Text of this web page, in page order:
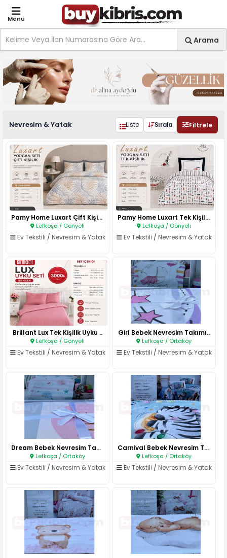
Menü
Ara
Arama
Ev & Yaşam Nevresim
Nevresim & Yatak Liste Sırala Filtrele
Pamy Home Luxart Çift Kişilik ..
Lefkoşa / Gönyeli
Ev Tekstili / Nevresim & Yatak
Pamy Home Luxart Tek Kişilik Y..
Lefkoşa / Gönyeli
Ev Tekstili / Nevresim & Yatak
Brillant Lux Tek Kişilik Uyku ..
Lefkoşa / Gönyeli
Ev Tekstili / Nevresim & Yatak
Girl Bebek Nevresim Takımı..
Lefkoşa / Ortaköy
Ev Tekstili / Nevresim & Yatak
Dream Bebek Nevresim Takımı..
Lefkoşa / Ortaköy
Ev Tekstili / Nevresim & Yatak
Carnival Bebek Nevresim Takımı..
Lefkoşa / Ortaköy
Ev Tekstili / Nevresim & Yatak